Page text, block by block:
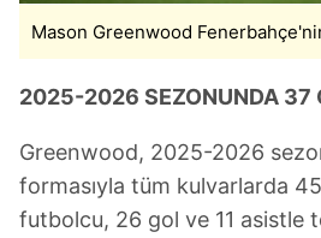
Mason Greenwood
2025-2026 SEZONUNDA 37
Greenwood, 2025-2026
formasıyla tüm kulvarlarda
futbolcu, 26 gol ve 11 asistle